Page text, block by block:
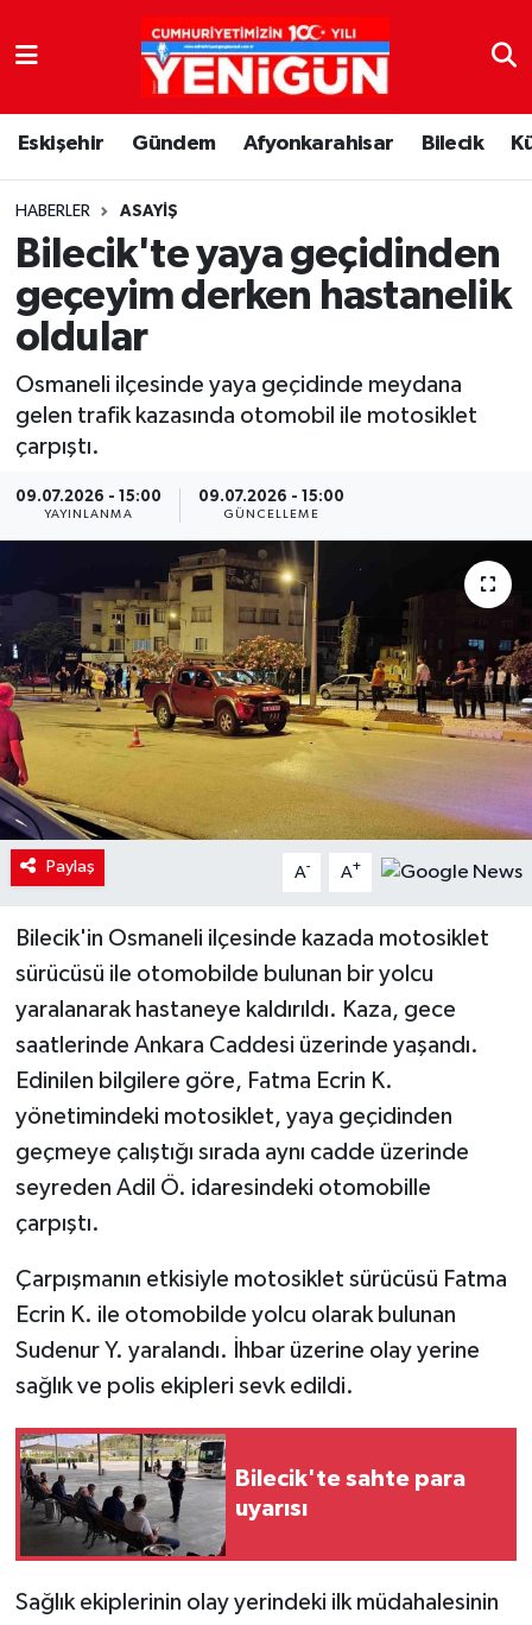
Eskişehir Gündem Afyonkarahisar Bilecik
HABERLER ASAYIŞ
Bilecik'te yaya geçidinden
geçeyim derken hastanelik
oldular
Osmaneli ilçesinde yaya geçidinde meydana
gelen trafik kazasında otomobil ile motosiklet
çarpıştı.
09.07.2026 - 15:00
YAYINLANMA
09.07.2026 - 15:00
GÜNCELLEME
Paylaş A- A+
Bilecik'in Osmaneli ilçesinde kazada motosiklet
sürücüsü ile otomobilde bulunan bir yolcu
yaralanarak hastaneye kaldırıldı. Kaza, gece
saatlerinde Ankara Caddesi üzerinde yaşandı.
Edinilen bilgilere göre, Fatma Ecrin K.
yönetimindeki motosiklet, yaya geçidinden
geçmeye çalıştığı sırada aynı cadde üzerinde
seyreden Adil Ö. idaresindeki otomobille
çarpıştı.
Çarpışmanın etkisiyle motosiklet sürücüsü Fatma
Ecrin K. ile otomobilde yolcu olarak bulunan
Sudenur Y. yaralandı. İhbar üzerine olay yerine
sağlık ve polis ekipleri sevk edildi.
Bilecik'te sahte para
uyarısı
Sağlık ekiplerinin olay yerindeki ilk müdahalesinin
Nöbetçi Eczaneler
Hava Durumu
Trafik Durumu
Süper Lig Puan Durumu ve Fikstür
Tüm Manşetler
Son Dakika Haberleri
Haber Arşivi